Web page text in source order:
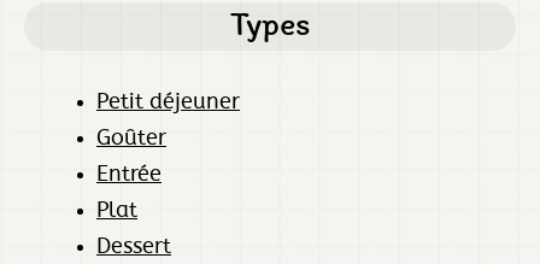
Types
Petit déjeuner
Goûter
Entrée
Plat
Dessert